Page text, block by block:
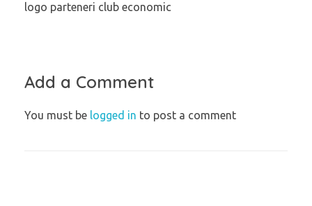
logo parteneri club economic
Add a Comment
You must be logged in to post a comment